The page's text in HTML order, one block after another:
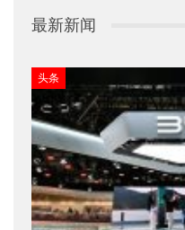
最新新闻
头条